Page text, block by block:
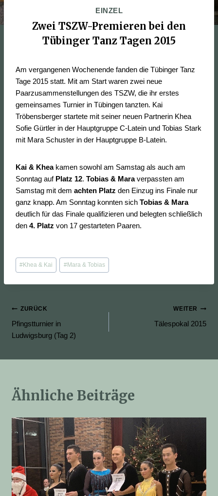
EINZEL
Zwei TSZW-Premieren bei den
Tübinger Tanz Tagen 2015
Am vergangenen Wochenende fanden die Tübinger Tanz
Tage 2015 statt. Mit am Start waren zwei neue
Paarzusammenstellungen des TSZW, die ihr erstes
gemeinsames Turnier in Tübingen tanzten. Kai
Tröbensberger startete mit seiner neuen Partnerin Khea
Sofie Gürtler in der Hauptgruppe C-Latein und Tobias Stark
mit Mara Schuster in der Hauptgruppe B-Latein.
Kai & Kheakamen sowohl am Samstag als auch am
Sonntag auf Platz 12. Tobias & Maraverpassten am
Samstag mit dem achten Platz den Einzug ins Finale nur
ganz knapp. Am Sonntag konnten sich Tobias & Mara
deutlich für das Finale qualifizieren und belegten schließlich
den 4. Platz von 17 gestarteten Paaren.
Schlagworte:
#Khea & Kai #Mara & Tobias
Beitragsnavigation
ZURÜCK
Pfingstturnier in
Ludwigsburg (Tag 2)
WEITER
Tälespokal 2015
Ähnliche Beiträge